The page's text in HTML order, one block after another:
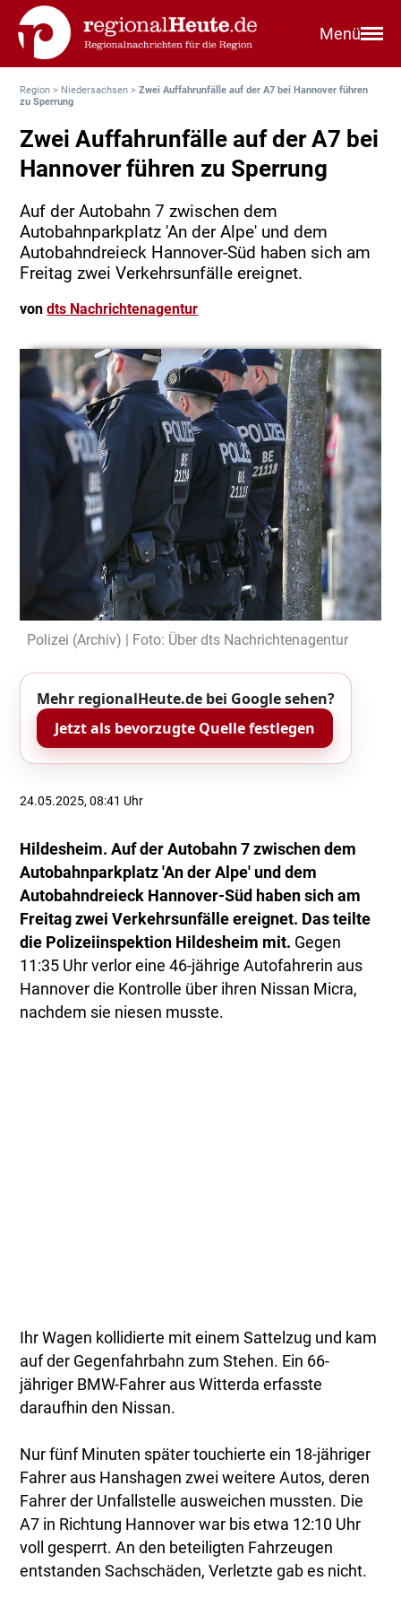
Menü
Region > Niedersachsen >Zwei Auffahrunfälle auf der A7 bei Hannover führen
zu Sperrung
Zwei Auffahrunfälle auf der A7 bei
Hannover führen zu Sperrung
Auf der Autobahn 7 zwischen dem
Autobahnparkplatz 'An der Alpe' und dem
Autobahndreieck Hannover-Süd haben sich am
Freitag zwei Verkehrsunfälle ereignet.
vondts Nachrichtenagentur
Polizei (Archiv) | Foto: Über dts Nachrichtenagentur
Mehr regionalHeute.de bei Google sehen?
Jetzt als bevorzugte Quelle festlegen
24.05.2025, 08:41 Uhr
Hildesheim. Auf der Autobahn 7 zwischen dem
Autobahnparkplatz 'An der Alpe' und dem
Autobahndreieck Hannover-Süd haben sich am
Freitag zwei Verkehrsunfälle ereignet. Das teilte
die Polizeiinspektion Hildesheim mit. Gegen
11:35 Uhr verlor eine 46-jährige Autofahrerin aus
Hannover die Kontrolle über ihren Nissan Micra,
nachdem sie niesen musste.
Ihr Wagen kollidierte mit einem Sattelzug und kam
auf der Gegenfahrbahn zum Stehen. Ein 66-
jähriger BMW-Fahrer aus Witterda erfasste
daraufhin den Nissan.
Nur fünf Minuten später touchierte ein 18-jähriger
Fahrer aus Hanshagen zwei weitere Autos, deren
Fahrer der Unfallstelle ausweichen mussten. Die
A7 in Richtung Hannover war bis etwa 12:10 Uhr
voll gesperrt. An den beteiligten Fahrzeugen
entstanden Sachschäden, Verletzte gab es nicht.